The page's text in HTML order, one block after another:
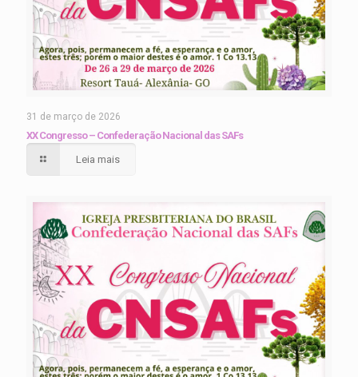
31 de março de 2026
XX Congresso – Confederação Nacional das SAFs
Leia mais